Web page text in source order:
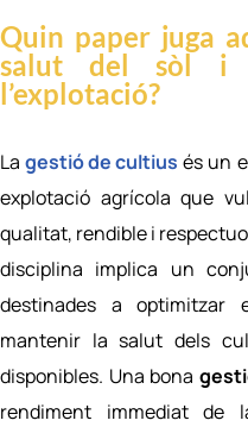
Quin paper juga
salut del sòl i
l’explotació?
Lagestió de cultius és un
explotació agrícola que
qualitat, rendible i
disciplina implica un
destinades a optimitzar
mantenir la salut dels
disponibles. Una bona
rendiment immediat